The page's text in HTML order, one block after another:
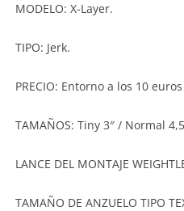
MODELO: X-Layer.
TIPO: Jerk.
PRECIO: Entorno a los 10
TAMAÑOS: Tiny 3″ / Normal
LANCE DEL MONTAJE
TAMAÑO DE ANZUELO TIPO